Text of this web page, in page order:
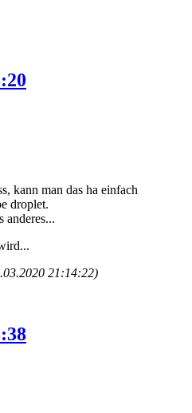
kann man das ha einfach
droplet.
anderes...
21:14:22)